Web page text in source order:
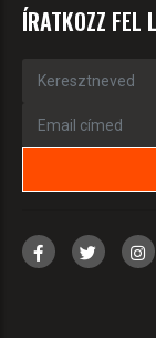
ÍRATKOZZ FEL